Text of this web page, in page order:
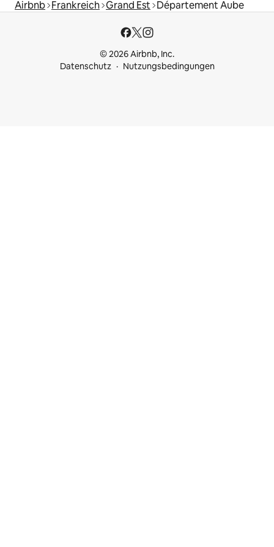
Airbnb Frankreich Grand Est Département Aube
© 2026 Airbnb, Inc.
Datenschutz
Nutzungsbedingungen